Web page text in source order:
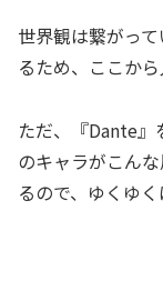
世界観は繋がっ
るため、ここか
ただ、『Dante』
のキャラがこん
るので、ゆくゆ